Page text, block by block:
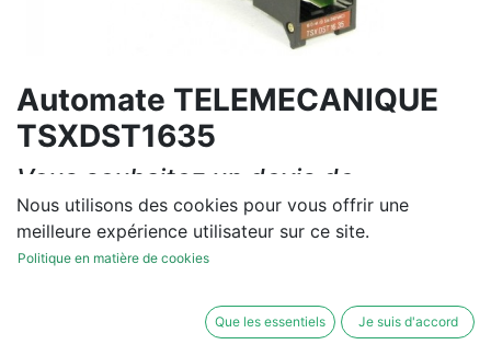
Automate TELEMECANIQUE
TSXDST1635
Vous souhaitez un devis de
réparation ou de vente, un
diagnostic sur site?
Nous utilisons des cookies pour vous offrir une
meilleure expérience utilisateur sur ce site.
Politique en matière de cookies
Que les essentiels Je suis d'accord